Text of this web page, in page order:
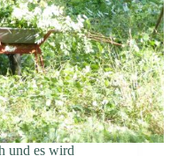
und es wird